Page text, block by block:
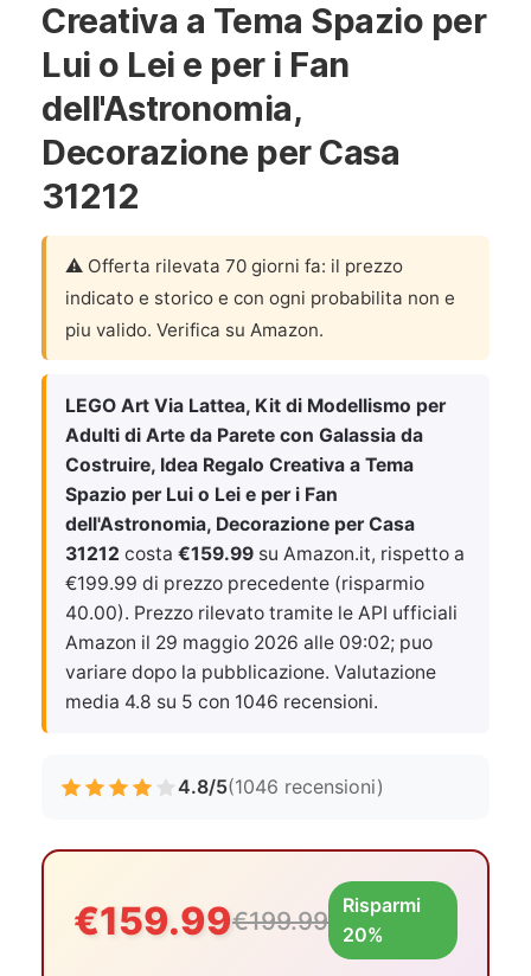
Creativa a Tema Spazio per
Lui o Lei e per i Fan
dell'Astronomia,
Decorazione per Casa
31212
⚠️ Offerta rilevata 70 giorni fa: il prezzo
indicato e storico e con ogni probabilita non e
piu valido. Verifica su Amazon.
LEGO Art Via Lattea, Kit di Modellismo per
Adulti di Arte da Parete con Galassia da
Costruire, Idea Regalo Creativa a Tema
Spazio per Lui o Lei e per i Fan
dell'Astronomia, Decorazione per Casa
31212 costa €159.99 su Amazon.it, rispetto a
€199.99 di prezzo precedente (risparmio
40.00). Prezzo rilevato tramite le API ufficiali
Amazon il 29 maggio 2026 alle 09:02; puo
variare dopo la pubblicazione. Valutazione
media 4.8 su 5 con 1046 recensioni.
4.8/5(1046 recensioni)
€159.99€199.99
Risparmi
20%